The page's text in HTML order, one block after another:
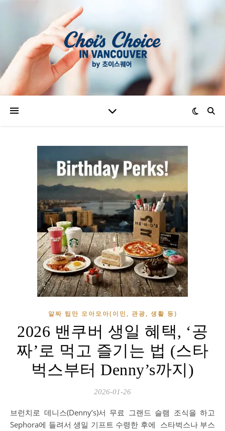
알짜 팁만 모아모아(이민, 관광, 생활 등)
2026 밴쿠버 생일 혜택, ‘공
짜’로 먹고 즐기는 법 (스타
벅스부터 Denny’s까지)
2026-01-26
브런치로 데니스(Denny’s)서 무료 그랜드 슬램 조식을 하고
Sephora에 들려서 생일 기프트 수령한 후에 스타벅스나 부스